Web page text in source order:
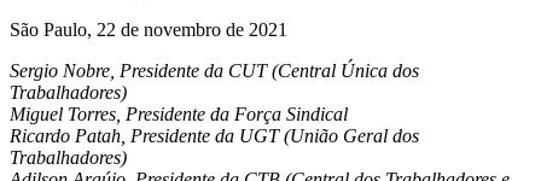
São Paulo, 22 de novembro de 2021
Sergio Nobre, Presidente da CUT (Central Única dos
Trabalhadores)
Miguel Torres, Presidente da Força Sindical
Ricardo Patah, Presidente da UGT (União Geral dos
Trabalhadores)